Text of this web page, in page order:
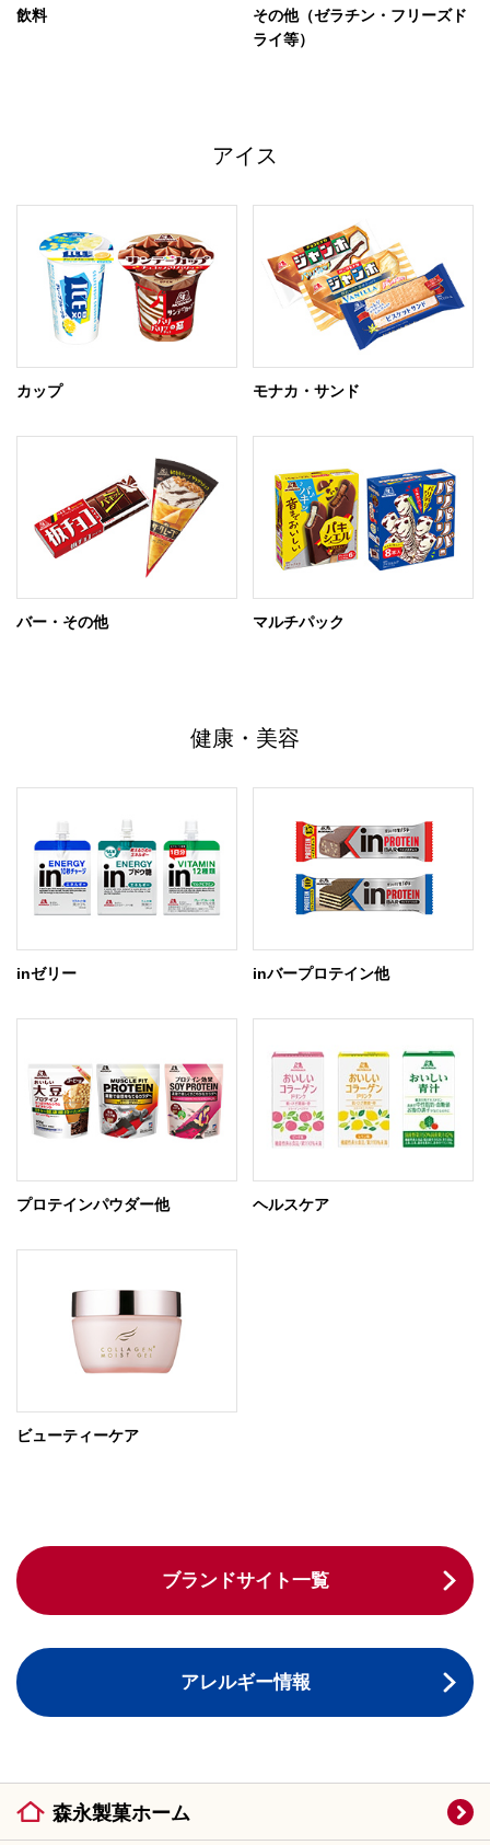
飲料
その他（ゼラチン・フリーズド
ライ等）
アイス
カップ モナカ・サンド
バー・その他 マルチパック
健康・美容
inゼリー inバープロテイン他
プロテインパウダー他 ヘルスケア
ビューティーケア
ブランドサイト一覧
アレルギー情報
森永製菓ホーム